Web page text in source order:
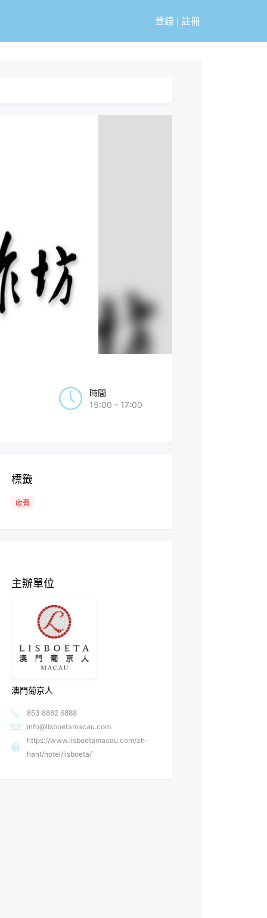
登錄| 註冊
時間
15:00 - 17:00
標籤
收費
主辦單位
澳門葡京人
853 8882 6888
info@lisboetamacau.com
https://www.lisboetamacau.com/zh-
hant/hotel/lisboeta/